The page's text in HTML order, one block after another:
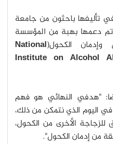
تأليفها باحثون من جامعة
تم دعمها بهبة من المؤسسة
وإدمان الكحول(National
Institute on Alcohol
"هدفي النهائي هو فهم
اليوم الذي نتمكن من ذلك،
الأخرى من الكحول،
من إدمان الكحول".